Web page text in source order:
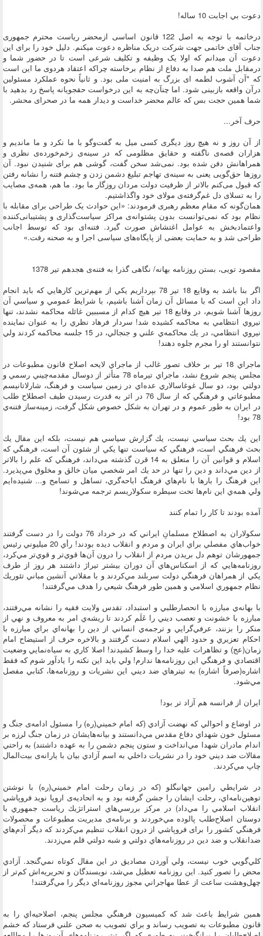
دعوت بي اجابت 10 ساله!
درخاتمه با توجه به اصل 122 قانون اساسی ازمحضر ریاست محترم جمهوری
جناب آقای خاتمی جهت شرکت دریک مناظره دعوت میکنم. دلیل خود را برای این
دعوت آن میدانم که اولا یک وظیفه و تکلیف شرعی است تا در حضور شما و
درمقابل ملت هم صدا به دفاع از نظام برخاسته چراکه اعتقاد هردوی ما این است
که "آن آشوب لطمه ای بزرگ به امنیت ملی بود. و ثانیاً نحوه عملکرد مسئولین
درآن واقعه بازبینی شود. اما چنآن‌چه به این درخواست حقجویانه پاسخ رد بدهید با
شما همین حجت بس که عالم محضر خداست و دیدار همه ما در صحرای محشر.
حرف آخر...
از آن روز و نه هیچ روز دیگری کسی میل به گفت‌وگو با ما نکرد و ما ماندیم و
هزاران قصه‌ی ناگفته و حقایق مظلومی که در سینه‌ی زخم‌خورده‌ی نظری و
همراهانش دفن شده بود. نمی‌شد سخن گفت، گوشی هم برای شنیدن نبود. آن
روزها حق‌گویی یعنی به سینه‌ی تهاجم تبلیغ دشمن زدن و چشم فتنه را نشانه رفتن
که قبول می‌کنم بالاتر از ظرفیت دولت مردان روزگار ما بود. ما هم، همه‌ی مصایب
را به تسلای دل غم‌گرفته‌ی مولای خود واگذاشتیم.
همان‌گونه که مقام معظم رهبری فرمودند: «این حوادث یک طراحی برای مقابله با
نظام بود که نمی‌توانست بدون پشتوانه‌ی مراکز سیاست‌گذاری و پشتیبانی‌کننده
واعتمادبخش به عوامل اغتشاش صورت گیرد. فتنه‌ای بود که توسط اجانب
طراحی شد و به حمایت بعضی از پایگاه‌های سیاسی اجرا و به صحنه رفت.»
مقصود تویی، بستن روزنامه بهانه/ نگاهی گذرا به فتنه‌ی هجدهم تیر 1378
اگر بنا باشد به وقايع 18 تير 78 بپردازيم يكي از مهم‌ترين كارهايي كه بايد انجام
داد اين است كه با مسائل آن زمان آشنا باشيم، با شرايط عمومي و سياسي آن
روزها آشنا شويم، در وقايع 18 تير هيچ كدام از مسببين غائله محاكمه نشدند، تنها
نيروي انتظامي به محاكمه كشيده شد! سردار فرهاد نظري را به عنوان نماينده
نيروي انتظامي، در يك محاكمه‌ي علني و جنجالي، در 15 جلسه محاكمه كردند ولي
نتوانستند او را مجرم جلوه دهند!
ماجراي 18 تير بر خلاف تصور غالب از ماجراي لايحه اصلاح قانون مطبوعات در
مجلس پنجم شروع نشد، ماجراي تيرماه 78 متأثر از دوسال مقدمه‌چيني رسمي و
دولتي بود، دو سال غوغاسالاري عده‌اي در زمين سياست و فرهنگ، شارلاتانيسم
مطبوعاتي و فرهنگي كه از سال 76 در اثر به قدرت رسيدن طيف اصطلاح طلب
در ايران به طور عموم و در تهران به شكل خصوص شكل گرفت، زمينه‌ساز فتنه‌ي
78 بود!
اين يك بحث سياسي نيست، يك گزارش سياسي هم نيست، بلكه اين مقال يك
بحث فرهنگي است، فرهنگي كه سياست تنها يكي از شئون آن است، فرهنگي كه
اسلام و قوانين آن را متعلق به 14 قرن گذشته مي‌داند، فرهنگي كه علم را بالاتر
از دين مي‌داند و دين را تنها در حد يك امر شخصي ميان خالق و مخلوق مي‌پذيرد.
اين فرهنگ را بارها با نام‌هاي فرهنگ اباحه‌گري، تساهل و تسامح و... شنيده‌ايم
ولي همه‌ي اين نام‌ها تحت سيطره سكولاريسم ترجمه مي‌شوند!
آمده بودند تا كار را تمام كنند
سكولاران به اصطلاح مسلمانِ ايراني كه در خرداد 76 دولت را در دست گرفتند
خواب‌هاي مفصلي براي ايران و مردم و انقلاب ديده بودند! رأي 20 ميليوني رئيس
جمهورشان توهم دل بريدن مردم از انقلاب را درون آن‌ها قوي‌تر و قوي‌تر مي‌كرد،
روزنامه‌هايي كه از اسكناس‌هاي آن دوران بيشتر تيراژ داشتند هر روز از طرف
يكي از همراهان فرهنگي دولت سربلند مي‌كردند و با مقلاتي آتشين مباني تئوريك
نظام جمهوري اسلامي و همين طور فرهنگ شيعي را هدف مي‌گرفتند!
با بهانه‌ي مبارزه با انحصارطلبي و استبداد، تقدس ولايت فقيه را نشانه مي‌رفتند،
مبارزه با خشونت و تعصب ديني را عَلَم كردند تا ريشه‌ي امر به معروف و نهي از
منكر را بزنند، عرفي‌گرايي و ترجمه‌ي انساني از دين را بهانه‌اي براي مبارزه با
احكام تعزيري و حدود الهي اسلام دست گرفتند و بالاخره حرف از استيضاح امام
زمان(عج) و تظاهرات عليه خدا را وسط كشيدند! اصلا كاري به سياه‌نمايي وضعيت
اقتصادي و فرهنگي اين روزنامه‌ها ندارم! ولي بايد اين نكته را يادآور شوم كه فقط
اشاره(صرفاً اشاره) به تيتر‌هاي ضد ديني اين نشريات و روزنامه‌ها، كتابي مفصل
مي‌شود.
ايران از فرانسه‌ هم آزاد تر بود!
در اوضاع و احوالي كه نهضت آزادي (كه امام خميني(ره) را مسئول ادامه‌ی جنگ و
مسئول خون شهداي دفاع مقدس مي‌دانستند و بيانه‌هايشان در زمان جنگ لرزه بر
اندام مادران شهدا مي‌انداخت و ستون پنجم دشمن را به‌ عهده داشتند) به راحتي
مقالات ضد ديني خود را در نشريات داخلي به اسم آزادي بيان با يارانه‌‌ی بيت‌المال
چاپ مي‌كردند.
در شرايطي رامين جهانبگلو (كه در زمان رحلت امام خميني(ره) با نوشتن
توهين‌نامه‌اي، رحلت ايشان را جشن گرفته بود و به اتحاديه‌ی اروپا نويد فروپاشي
انقلاب اسلامي را مي‌داد) در مركز بررسي‌هاي استراتژيك رياست جمهوري با
دوستان اصلاح‌طلب پالوده مي‌خوردند و برنامه‌ی مديريت مطبوعات و محصولات
فرهنگي كشور را برای فروپاشي از درون انقلاب تنظيم مي‌كردند كه ديگر آدم‌هاي
ضدانقلاب و ضد دين در روزنامه‌هاي دولتي و شبه دولتي قلم‌ مي‌زدند.
كلي‌گويي خوب نيست، ولي آوردن مصاديق در اين‌ مقال كوتاه نمي‌گنجد. آزادي
محض را تصور كنيد. اين روزنامه تعطيل مي‌شد، نويسندگان و تحريريه‌اش كم‌تر از
چهل‌وهشت ساعت از عطا مهاجراني مجوز روزنامه‌اي ديگر را مي‌گرفتند!
همين شرايط باعث شد كه كمیسيون فرهنگي مجلس پنجم، اصلاحيه‌اي را به
قانون مطبوعات به تصويب رساند و براي تصويب به صحن علني فرستاد كه خشم